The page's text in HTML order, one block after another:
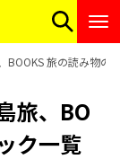
BOOKS 旅の読み物の
旅、BO
ク一覧